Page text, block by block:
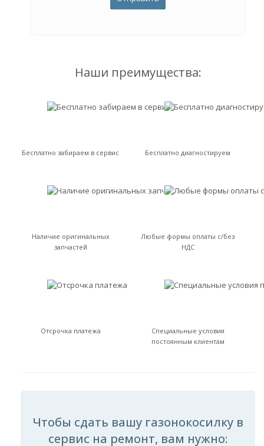
Наши преимущества:
Бесплатно забираем в сервис Бесплатно диагностируем
Наличие оригинальных
запчастей
Любые формы оплаты с/без
НДС
Отсрочка платежа
Специальные условия
постоянным клиентам
Чтобы сдать вашу газонокосилку в
сервис на ремонт, вам нужно: